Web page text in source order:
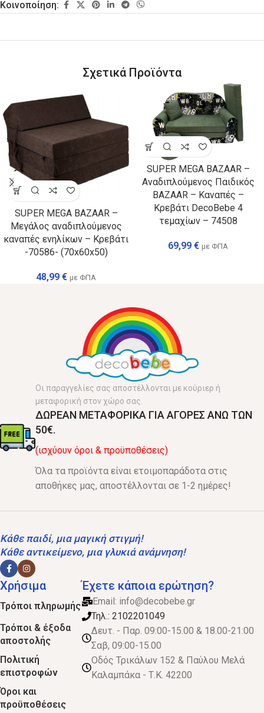
Κοινοποίηση:
Σχετικά Προϊόντα
SUPER MEGA BAZAAR –
Μεγάλος αναδιπλούμενος
καναπές ενηλίκων – Κρεβάτι
-70586- (70x60x50)
48,99 € με ΦΠΑ
SUPER MEGA BAZAAR –
Αναδιπλούμενος Παιδικός
BAZAAR – Καναπές –
Κρεβάτι DecoBebe 4
τεμαχίων – 74508
69,99 € με ΦΠΑ
Οι παραγγελίες σας αποστέλλονται με κούριερ ή
μεταφορική στον χώρο σας.
ΔΩΡΕΑΝ ΜΕΤΑΦΟΡΙΚΑ ΓΙΑ ΑΓΟΡΕΣ ΑΝΩ ΤΩΝ
50€.
(ισχύουν όροι & προϋποθέσεις)
Όλα τα προϊόντα είναι ετοιμοπαράδοτα στις
αποθήκες μας, αποστέλλονται σε 1-2 ημέρες!
Κάθε παιδί, μια μαγική στιγμή!
Κάθε αντικείμενο, μια γλυκιά ανάμνηση!
Χρήσιμα
Τρόποι πληρωμής
Τρόποι & έξοδα
αποστολής
Πολιτική
επιστροφών
Όροι και
προϋποθέσεις
Έχετε κάποια ερώτηση?
Email: info@decobebe.gr
Τηλ.: 2102201049
Δευτ. - Παρ. 09:00-15.00 & 18.00-21:00
Σαβ, 09:00-15.00
Οδός Τρικάλων 152 & Παύλου Μελά
Καλαμπάκα - Τ.Κ. 42200